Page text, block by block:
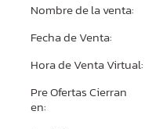
Nombre de la venta:
Fecha de Venta:
Hora de Venta Virtual:
Pre Ofertas Cierran
en: